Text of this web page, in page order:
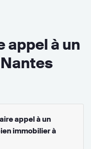
appel à un
appel à un
immobilier à